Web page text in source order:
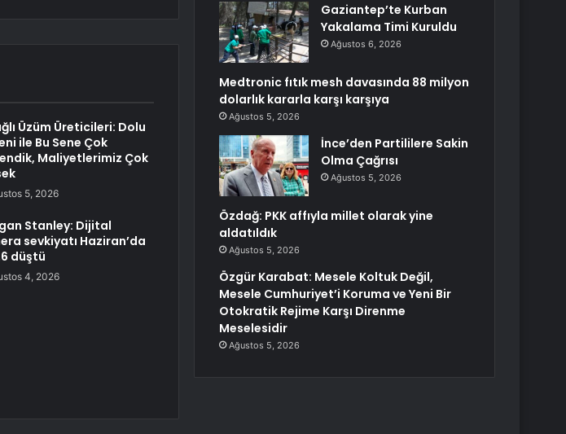
Üzüm Üreticileri: Dolu
ile Bu Sene Çok
Maliyetlerimiz Çok
5, 2026
Stanley: Dijital
sevkiyatı Haziran’da
düştü
4, 2026
Gaziantep’te Kurban
Yakalama Timi Kuruldu
Ağustos 6, 2026
Medtronic fıtık mesh davasında 88 milyon
dolarlık kararla karşı karşıya
Ağustos 5, 2026
İnce’den Partililere Sakin
Olma Çağrısı
Ağustos 5, 2026
Özdağ: PKK affıyla millet olarak yine
aldatıldık
Ağustos 5, 2026
Özgür Karabat: Mesele Koltuk Değil,
Mesele Cumhuriyet’i Koruma ve Yeni Bir
Otokratik Rejime Karşı Direnme
Meselesidir
Ağustos 5, 2026